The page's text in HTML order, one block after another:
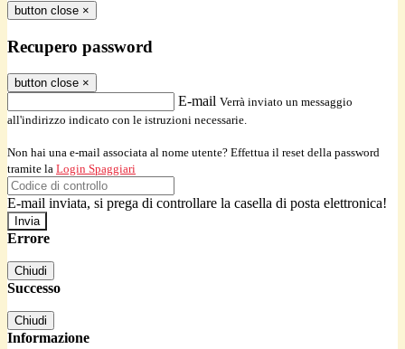
button close ×
Recupero password
button close ×
E-mail Verrà inviato un messaggio
all'indirizzo indicato con le istruzioni necessarie.
Non hai una e-mail associata al nome utente? Effettua il reset della password
tramite la Login Spaggiari
E-mail inviata, si prega di controllare la casella di posta elettronica!
Errore
Chiudi
Successo
Chiudi
Informazione